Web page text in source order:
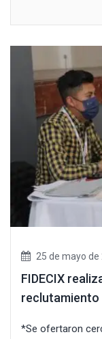
25 de mayo de
FIDECIX
reclutamiento
*Se ofertaron